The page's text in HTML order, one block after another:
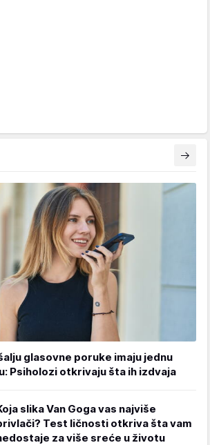
glasovne poruke imaju jednu
Psiholozi otkrivaju šta ih izdvaja
slika Van Goga vas najviše
Test ličnosti otkriva šta vam
za više sreće u životu